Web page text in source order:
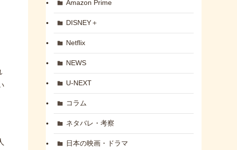
Amazon Prime
DISNEY＋
Netflix
NEWS
U-NEXT
コラム
ネタバレ・考察
日本の映画・ドラマ